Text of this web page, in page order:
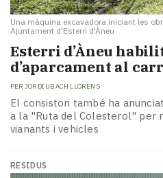
Una màquina excavadora iniciant les
Ajuntament d'Esterri d'Àneu
​Esterri d’Àneu
d’aparcament al
PER JORDI UBACH LLORENS
El consistori també ha
a la "Ruta del Colesterol" per
vianants i vehicles
RESIDUS